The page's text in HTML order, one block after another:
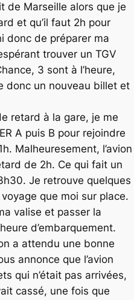
de Marseille alors que je
et qu’il faut 2h pour
donc de préparer ma
trouver un TGV
3 sont à l’heure,
donc un nouveau billet et
retard à la gare, je me
A puis B pour rejoindre
Malheuresement, l’avion
de 2h. Ce qui fait un
Je retrouve quelques
que moi sur place.
valise et passer la
d’embarquement.
a attendu une bonne
annonce que l’avion
qui n’était pas arrivées,
cassé, une fois que